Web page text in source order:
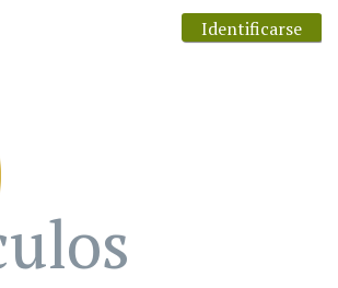
Identificarse